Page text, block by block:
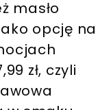
masło
opcję na
zł, czyli